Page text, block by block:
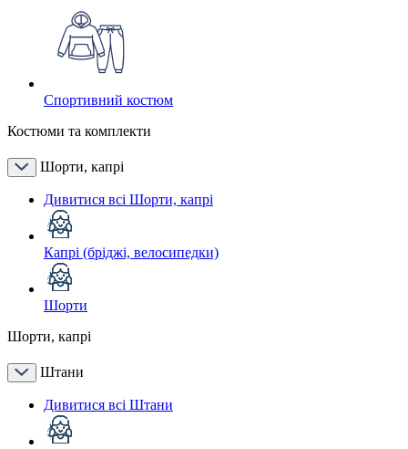
Спортивний костюм
Костюми та комплекти
Шорти, капрі
Дивитися всі Шорти, капрі
Капрі (бріджі, велосипедки)
Шорти
Шорти, капрі
Штани
Дивитися всі Штани